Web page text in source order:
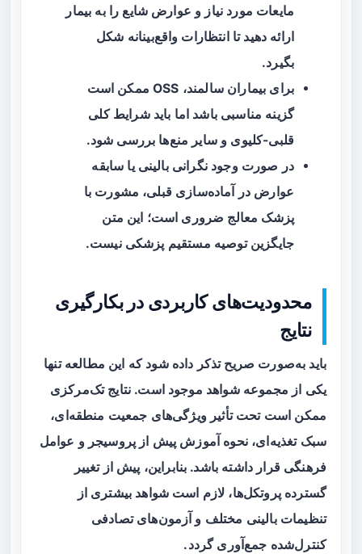
مایعات مورد نیاز و عوارض شایع را به بیمار
ارائه دهید تا انتظارات واقع‌بینانه شکل
بگیرد.
برای بیماران سالمند، OSS ممکن است
گزینه مناسبی باشد اما باید شرایط کلی
قلبی-کلیوی و سایر منع‌ها بررسی شود.
در صورت وجود نگرانی بالینی یا سابقه
عوارض در آماده‌سازی قبلی، مشورت با
پزشک معالج ضروری است؛ این متن
جایگزین توصیه مستقیم پزشکی نیست.
محدودیت‌های کاربردی در بکارگیری
نتایج
باید به‌صورت صریح تذکر داده شود که این مطالعه تنها
یکی از مجموعه شواهد موجود است. نتایج تک‌مرکزی
ممکن است تحت تأثیر ویژگی‌های جمعیت منطقه‌ای،
سبک تغذیه‌ای، نحوه آموزش پیش از پروسیجر و عوامل
فرهنگی قرار داشته باشد. بنابراین، پیش از تغییر
گسترده پروتکل‌ها، لازم است شواهد بیشتری از
تنظیمات بالینی مختلف و آزمون‌های تصادفی
کنترل‌شده جمع‌آوری گردد.